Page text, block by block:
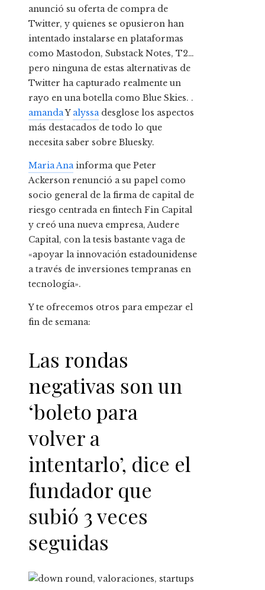
anunció su oferta de compra de
Twitter, y quienes se opusieron han
intentado instalarse en plataformas
como Mastodon, Substack Notes, T2…
pero ninguna de estas alternativas de
Twitter ha capturado realmente un
rayo en una botella como Blue Skies. .
amandaY alyssadesglose los aspectos
más destacados de todo lo que
necesita saber sobre Bluesky.
Maria Anainforma que Peter
Ackerson renunció a su papel como
socio general de la firma de capital de
riesgo centrada en fintech Fin Capital
y creó una nueva empresa, Audere
Capital, con la tesis bastante vaga de
«apoyar la innovación estadounidense
a través de inversiones tempranas en
tecnología».
Y te ofrecemos otros para empezar el
fin de semana:
Las rondas
negativas son un
‘boleto para
volver a
intentarlo’, dice el
fundador que
subió 3 veces
seguidas